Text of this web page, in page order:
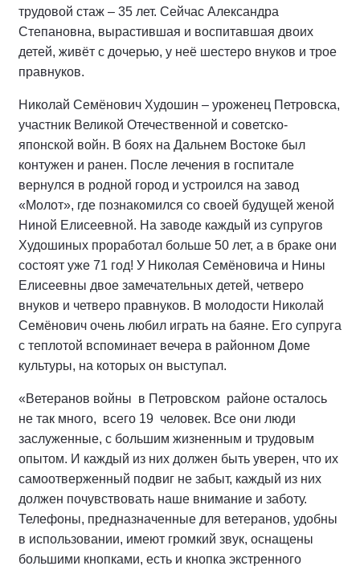
трудовой стаж – 35 лет. Сейчас Александра
Степановна, вырастившая и воспитавшая двоих
детей, живёт с дочерью, у неё шестеро внуков и трое
правнуков.
Николай Семёнович Худошин – уроженец Петровска,
участник Великой Отечественной и советско-
японской войн. В боях на Дальнем Востоке был
контужен и ранен. После лечения в госпитале
вернулся в родной город и устроился на завод
«Молот», где познакомился со своей будущей женой
Ниной Елисеевной. На заводе каждый из супругов
Худошиных проработал больше 50 лет, а в браке они
состоят уже 71 год! У Николая Семёновича и Нины
Елисеевны двое замечательных детей, четверо
внуков и четверо правнуков. В молодости Николай
Семёнович очень любил играть на баяне. Его супруга
с теплотой вспоминает вечера в районном Доме
культуры, на которых он выступал.
«Ветеранов войны в Петровском районе осталось
не так много, всего 19 человек. Все они люди
заслуженные, с большим жизненным и трудовым
опытом. И каждый из них должен быть уверен, что их
самоотверженный подвиг не забыт, каждый из них
должен почувствовать наше внимание и заботу.
Телефоны, предназначенные для ветеранов, удобны
в использовании, имеют громкий звук, оснащены
большими кнопками, есть и кнопка экстренного